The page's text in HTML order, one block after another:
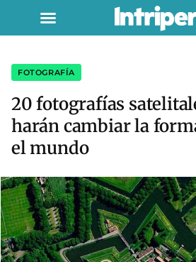
FOTOGRAFÍA
20 fotografías
harán cambiar la
el mundo